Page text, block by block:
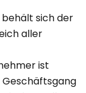
sich der
aller
ist